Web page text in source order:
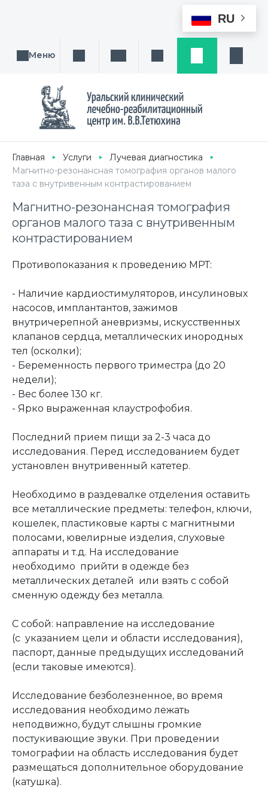
RU
Меню Поиск услуги, направления или врача
Написать намЗаказ звонка
Главная Услуги
Лучевая диагностика
Магнитно-резонансная томография органов малого
таза с внутривенным контрастированием
Магнитно-резонансная томография
органов малого таза с внутривенным
контрастированием
Противопоказания к проведению МРТ:
- Наличие кардиостимуляторов, инсулиновых
насосов, имплантантов, зажимов
внутричерепной аневризмы, искусственных
клапанов сердца, металлических инородных
тел (осколки);
- Беременность первого триместра (до 20
недели);
- Вес более 130 кг.
- Ярко выраженная клаустрофобия.
Последний прием пищи за 2-3 часа до
исследования. Перед исследованием будет
установлен внутривенный катетер.
Необходимо в раздевалке отделения оставить
все металлические предметы: телефон, ключи,
кошелек, пластиковые карты с магнитными
полосами, ювелирные изделия, слуховые
аппараты и т.д. На исследование
необходимо прийти в одежде без
металлических деталей или взять с собой
сменную одежду без металла.
С собой: направление на исследование
(с указанием цели и области исследования),
паспорт, данные предыдущих исследований
(если таковые имеются).
Исследование безболезненное, во время
исследования необходимо лежать
неподвижно, будут слышны громкие
постукивающие звуки. При проведении
томографии на область исследования будет
размещаться дополнительное оборудование
(катушка).